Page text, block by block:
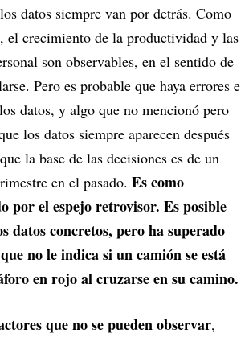
datos siempre van por detrás. Como
el crecimiento de la productividad y las
son observables, en el sentido de
Pero es probable que haya errores e
datos, y algo que no mencionó pero
los datos siempre aparecen después
la base de las decisiones es de un
en el pasado. Es como
por el espejo retrovisor. Es posible
datos concretos, pero ha superado
no le indica si un camión se está
en rojo al cruzarse en su camino.
que no se pueden observar,